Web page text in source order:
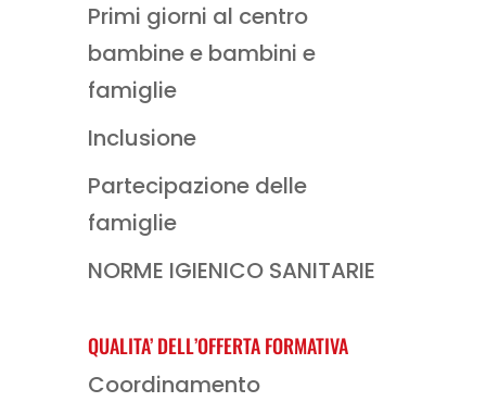
Primi giorni al centro
bambine e bambini e
famiglie
Inclusione
Partecipazione delle
famiglie
NORME IGIENICO SANITARIE
QUALITA’ DELL’OFFERTA FORMATIVA
Coordinamento